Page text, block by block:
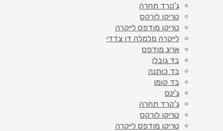
ג'קרד תחרה
טריקו לורקס
טריקו מודפס לייקרה
לייקרה מלמלה דו צדדי
אריג מודפס
בד גובלן
בד כותנה
בד קומו
ג'ינס
ג'קרד תחרה
טריקו לורקס
טריקו מודפס לייקרה